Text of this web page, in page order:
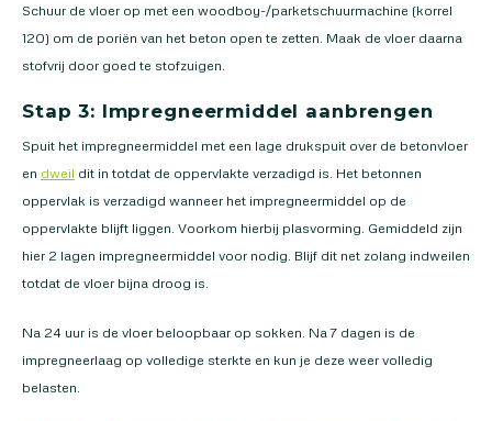
Schuur de vloer op met een woodboy-/parketschuurmachine (korrel
120) om de poriën van het beton open te zetten. Maak de vloer daarna
stofvrij door goed te stofzuigen.
Stap 3: Impregneermiddel aanbrengen
Spuit het impregneermiddel met een lage drukspuit over de betonvloer
en dweil dit in totdat de oppervlakte verzadigd is. Het betonnen
oppervlak is verzadigd wanneer het impregneermiddel op de
oppervlakte blijft liggen. Voorkom hierbij plasvorming. Gemiddeld zijn
hier 2 lagen impregneermiddel voor nodig. Blijf dit net zolang indweilen
totdat de vloer bijna droog is.
Na 24 uur is de vloer beloopbaar op sokken. Na 7 dagen is de
impregneerlaag op volledige sterkte en kun je deze weer volledig
belasten.